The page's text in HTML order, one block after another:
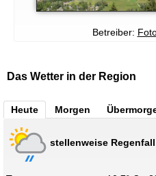
Betreiber:
Das Wetter in der Region
Heute Morgen
stellenweise Regenfall